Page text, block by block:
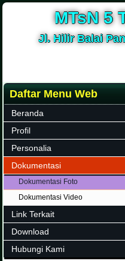
MTsN 5
Jl. Hilir Balai
Daftar Menu Web
Beranda
Profil
Personalia
Dokumentasi
Dokumentasi Foto
Dokumentasi Video
Link Terkait
Download
Hubungi Kami